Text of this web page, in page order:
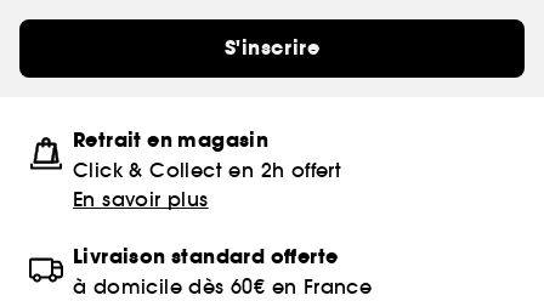
S'inscrire
Retrait en magasin
Click & Collect en 2h offert
En savoir plus
Livraison standard offerte
à domicile dès 60€ en France